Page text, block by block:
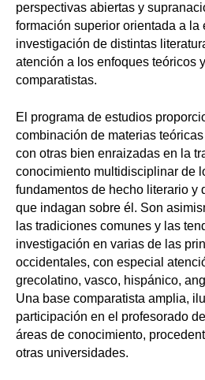
perspectivas abiertas y
formación superior orientada a la
investigación de distintas
atención a los enfoques teóricos
comparatistas.
El programa de estudios
combinación de materias
con otras bien enraizadas en la
conocimiento multidisciplinar de
fundamentos de hecho literario y
que indagan sobre él. Son
las tradiciones comunes y las
investigación en varias de las
occidentales, con especial
grecolatino, vasco, hispánico,
Una base comparatista amplia,
participación en el profesorado
áreas de conocimiento,
otras universidades.